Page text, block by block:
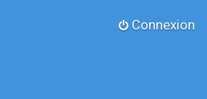
Connexion